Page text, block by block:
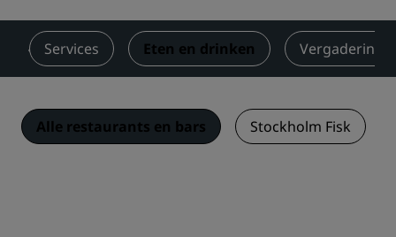
Services Eten en drinken
Alle restaurants en bars Stockholm Fisk